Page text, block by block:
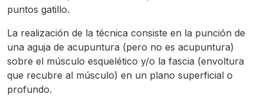
puntos gatillo.
La realización de la técnica consiste en la punción de
una aguja de acupuntura (pero no es acupuntura)
sobre el músculo esquelético y/o la fascia (envoltura
que recubre al músculo) en un plano superficial o
profundo.